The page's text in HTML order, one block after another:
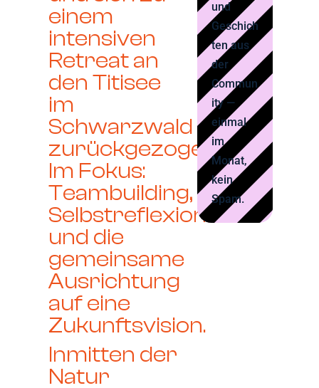
einem
intensiven
Retreat an
den Titisee
im
Schwarzwald
zurückgezogen.
Im Fokus:
Teambuilding,
Selbstreflexion
und die
gemeinsame
Ausrichtung
auf eine
Zukunftsvision.
Inmitten der
Natur
und
Geschich
ten aus
der
Commun
ity —
einmal
im
Monat,
kein
Spam.